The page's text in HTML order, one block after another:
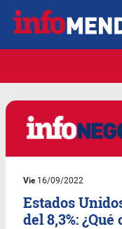
Vie16/09/2022
Estados
del 8,3%: